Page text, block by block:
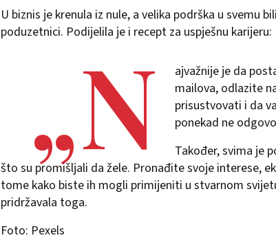
U biznis je krenula iz nule, a velika podrška u svemu
poduzetnici. Podijelila je i recept za uspješnu karijeru:
„N
ajvažnije je da
mailova, odlazite
prisustvovati i da
ponekad ne
Također, svima je
što su promišljali da žele. Pronađite svoje interese,
tome kako biste ih mogli primijeniti u stvarnom
pridržavala toga.
Foto: Pexels